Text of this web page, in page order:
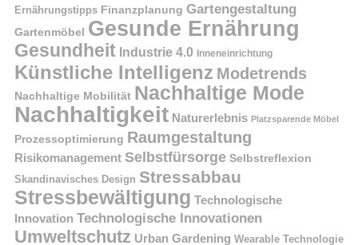
Ernährungstipps Finanzplanung Gartengestaltung
Gartenmöbel Gesunde Ernährung
Gesundheit Industrie 4.0 Inneneinrichtung
Künstliche Intelligenz Modetrends
Nachhaltige Mobilität Nachhaltige Mode
Nachhaltigkeit Naturerlebnis Platzsparende Möbel
Prozessoptimierung Raumgestaltung
Risikomanagement Selbstfürsorge Selbstreflexion
Skandinavisches Design Stressabbau
Stressbewältigung Technologische
Innovation Technologische Innovationen
Umweltschutz Urban Gardening Wearable Technologie